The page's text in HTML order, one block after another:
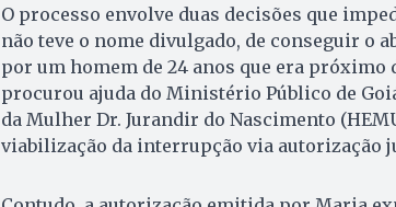
O processo envolve duas decisões que
não teve o nome divulgado, de conseguir o
por um homem de 24 anos que era próximo
procurou ajuda do Ministério Público de
da Mulher Dr. Jurandir do Nascimento
viabilização da interrupção via autorização